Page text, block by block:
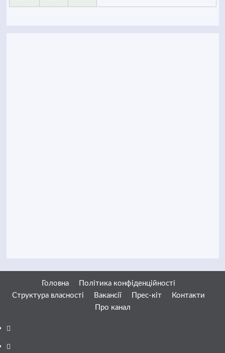
Головна
Політика конфіденційності
Структура власності
Вакансії Прес-кіт
Контакти
Про канал
Facebook
YouTube